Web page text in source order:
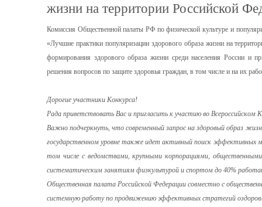
жизни на территории Российской
Комиссия Общественной палаты РФ по физической культуре и
«Лучшие практики популяризации здорового образа жизни на
формирования здорового образа жизни среди населения России и
решения вопросов по защите здоровья граждан, в том числе и на их
Дорогие участники Конкурса!
Рада приветствовать Вас и пригласить к участию во Всероссийском
Важно подчеркнуть, что современный запрос на здоровый образ
государственном уровне также идет активный поиск эффективных
том числе с ведомствами, крупными корпорациями,
систематическим занятиям физкультурой и спортом до 40%
Общественная палата Российской Федерации совместно с
системную работу по продвижению эффективных стратегий